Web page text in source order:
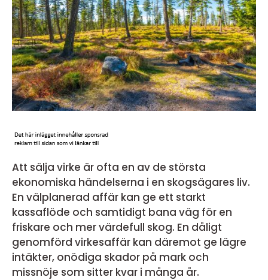
Att sälja virke är ofta en av de största
ekonomiska händelserna i en skogsägares liv.
En välplanerad affär kan ge ett starkt
kassaflöde och samtidigt bana väg för en
friskare och mer värdefull skog. En dåligt
genomförd virkesaffär kan däremot ge lägre
intäkter, onödiga skador på mark och
missnöje som sitter kvar i många år.